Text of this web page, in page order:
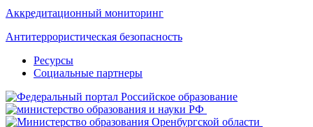
Аккредитационный мониторинг
Антитеррористическая безопасность
Ресурсы
Социальные партнеры